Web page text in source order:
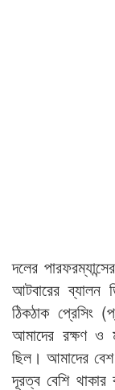
দলের
আটবারের ব্যালন
ঠিকঠাক প্রেসিং
আমাদের রক্ষণ ও
ছিল। আমাদের
দূরত্ব বেশি